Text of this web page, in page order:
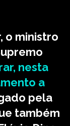
o ministro
nesta
a
pela
também